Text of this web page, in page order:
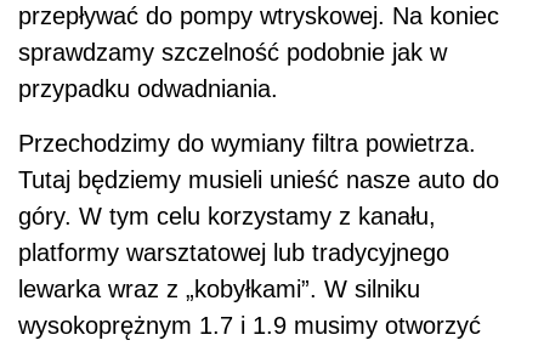
przepływać do pompy wtryskowej. Na koniec
sprawdzamy szczelność podobnie jak w
przypadku odwadniania.
Przechodzimy do wymiany filtra powietrza.
Tutaj będziemy musieli unieść nasze auto do
góry. W tym celu korzystamy z kanału,
platformy warsztatowej lub tradycyjnego
lewarka wraz z „kobyłkami”. W silniku
wysokoprężnym 1.7 i 1.9 musimy otworzyć